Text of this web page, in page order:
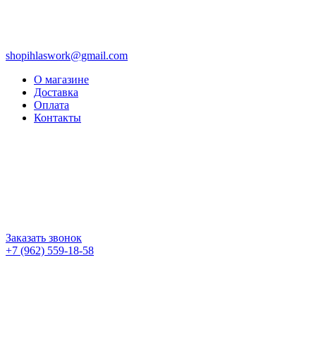
shopihlaswork@gmail.com
О магазине
Доставка
Оплата
Контакты
Заказать звонок
+7 (962) 559-18-58